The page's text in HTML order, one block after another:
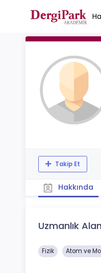
Takip Et
Hakkında
Uzmanlık
Fizik Atom ve